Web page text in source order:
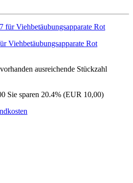
Viehbetäubungsapparate Rot
ausreichende Stückzahl
Sie sparen 20.4% (EUR 10,00)